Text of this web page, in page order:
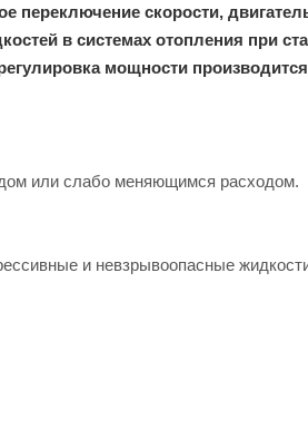
переключение скорости,
в системах отопления при
мощности
или слабо меняющимся расходом.
и невзрывоопасные